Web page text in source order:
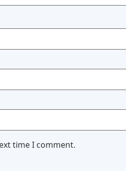
time I comment.